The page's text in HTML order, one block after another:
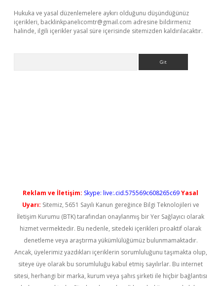
Hukuka ve yasal düzenlemelere aykırı olduğunu düşündüğünüz
içerikleri, backlinkpanelicomtr@gmail.com adresine bildirmeniz
halinde, ilgili içerikler yasal süre içerisinde sitemizden kaldırılacaktır.
Reklam ve İletişim: Skype: live:.cid.575569c608265c69Yasal
Uyarı: Sitemiz, 5651 Sayılı Kanun gereğince Bilgi Teknolojileri ve
İletişim Kurumu (BTK) tarafından onaylanmış bir Yer Sağlayıcı olarak
hizmet vermektedir. Bu nedenle, sitedeki içerikleri proaktif olarak
denetleme veya araştırma yükümlülüğümüz bulunmamaktadır.
Ancak, üyelerimiz yazdıkları içeriklerin sorumluluğunu taşımakta olup,
siteye üye olarak bu sorumluluğu kabul etmiş sayılırlar. Bu internet
sitesi, herhangi bir marka, kurum veya şahıs şirketi ile hiçbir bağlantısı